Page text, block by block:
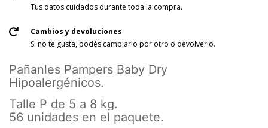
Tus datos cuidados durante toda la compra.
Cambios y devoluciones
Si no te gusta, podés cambiarlo por otro o devolverlo.
Pañanles Pampers Baby Dry
Hipoalergénicos.
Talle P de 5 a 8 kg.
56 unidades en el paquete.